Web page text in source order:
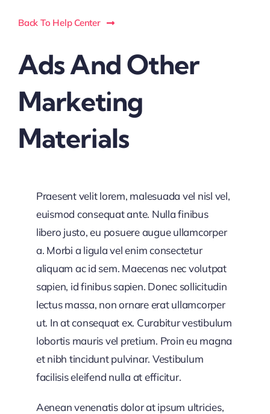
Back To Help Center
Ads And Other
Marketing
Materials
Praesent velit lorem, malesuada vel nisl vel,
euismod consequat ante. Nulla finibus
libero justo, eu posuere augue ullamcorper
a. Morbi a ligula vel enim consectetur
aliquam ac id sem. Maecenas nec volutpat
sapien, id finibus sapien. Donec sollicitudin
lectus massa, non ornare erat ullamcorper
ut. In at consequat ex. Curabitur vestibulum
lobortis mauris vel pretium. Proin eu magna
et nibh tincidunt pulvinar. Vestibulum
facilisis eleifend nulla at efficitur.
Aenean venenatis dolor at ipsum ultricies,